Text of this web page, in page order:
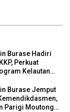
Burase Hadiri
Perkuat
Kelautan
Burase Jemput
Parigi Moutong